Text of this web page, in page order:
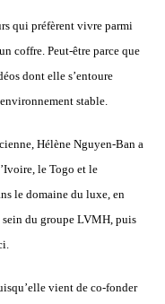
qui préfèrent vivre parmi
coffre. Peut-être parce que
dont elle s’entoure
stable.
Hélène Nguyen-Ban a
le Togo et le
le domaine du luxe, en
du groupe LVMH, puis
vient de co-fonder